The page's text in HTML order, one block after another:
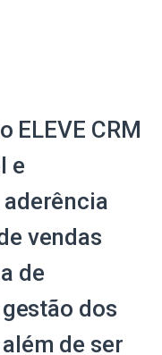
ELEVE CRM
e
vendas
de
dos
de ser